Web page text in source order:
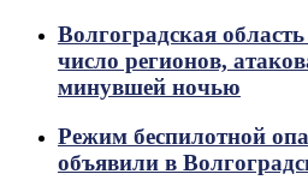
Волгоградская
число регионов,
минувшей ночью
Режим беспилотной
объявили в